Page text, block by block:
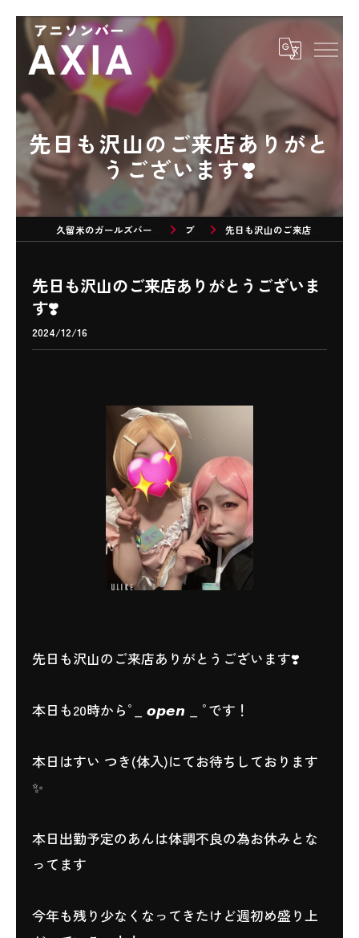
先日も沢山のご来店ありがと
うございます❣️
ブログ 先日も沢山のご来店ありがとうございます❣️
先日も沢山のご来店ありがとうございま
す❣️
2024/12/16
先日も沢山のご来店ありがとうございます❣️
本日も20時からﾟ_ 𝙤𝙥𝙚𝙣 _ ﾟです！
本日はすい つき(体入)にてお待ちしております
✨️
本日出勤予定のあんは体調不良の為お休みとな
ってます
今年も残り少なくなってきたけど週初め盛り上